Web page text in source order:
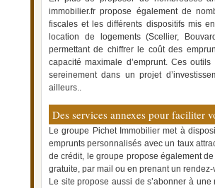
immobilier.fr propose également de
fiscales et les différents dispositifs mis
location de logements (Scellier,
permettant de chiffrer le coût des
capacité maximale d’emprunt. Ces
sereinement dans un projet
ailleurs..
Des services annexes pour faciliter
Le groupe Pichet Immobilier met à
emprunts personnalisés avec un taux
de crédit, le groupe propose également
gratuite, par mail ou en prenant un rendez-
Le site propose aussi de s’abonner à